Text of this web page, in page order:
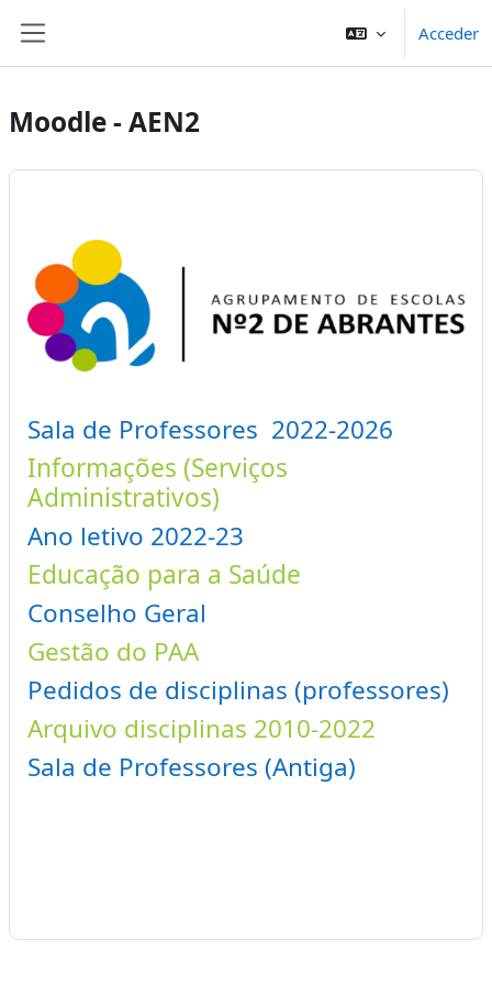
Acceder
Moodle - AEN2
Sala de Professores 2022-2026
Informações (Serviços
Administrativos)
Ano letivo 2022-23
Educação para a Saúde
Conselho Geral
Gestão do PAA
Pedidos de disciplinas (professores)
Arquivo disciplinas 2010-2022
Sala de Professores (Antiga)